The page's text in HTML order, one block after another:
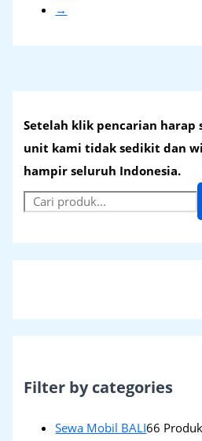
Setelah klik pencarian harap
unit kami tidak sedikit dan
hampir seluruh Indonesia.
Filter by categories
Sewa Mobil BALI66 Produk
→